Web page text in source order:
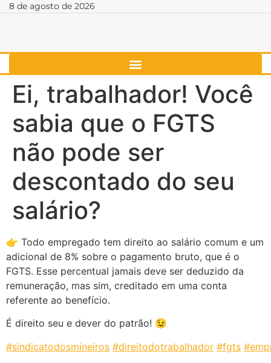
8 de agosto de 2026
Ei, trabalhador! Você
sabia que o FGTS
não pode ser
descontado do seu
salário?
👉 Todo empregado tem direito ao salário comum e um
adicional de 8% sobre o pagamento bruto, que é o
FGTS. Esse percentual jamais deve ser deduzido da
remuneração, mas sim, creditado em uma conta
referente ao benefício.
É direito seu e dever do patrão! 😉
#sindicatodosmineiros #direitodotrabalhador #fgts